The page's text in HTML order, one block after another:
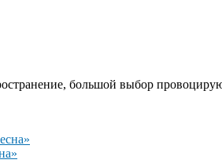
большой выбор